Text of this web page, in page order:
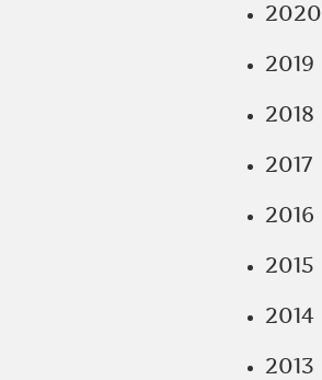
2020
2019
2018
2017
2016
2015
2014
2013